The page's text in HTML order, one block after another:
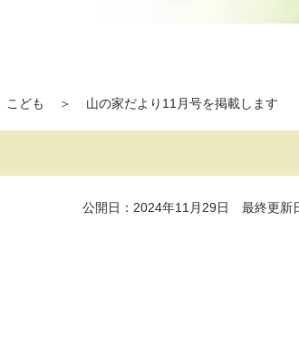
こども ＞ 山の家だより11月号を掲載します
公開日：2024年11月29日 最終更新